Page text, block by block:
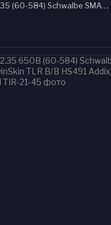
Покришка 27.5x2.35 (60-584) Schwalbe SMART SAM Perf B/B-SK HS624 ADDIX 67EPI